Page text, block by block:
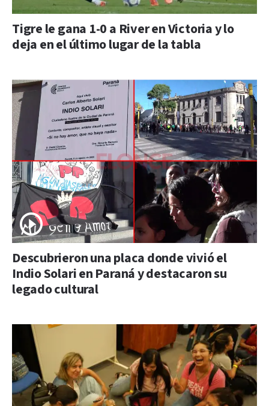
Tigre le gana 1-0 a River en Victoria y lo
deja en el último lugar de la tabla
Descubrieron una placa donde vivió el
Indio Solari en Paraná y destacaron su
legado cultural